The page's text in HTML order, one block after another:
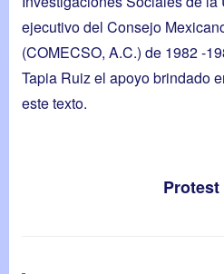
ejecutivo del Consejo
(COMECSO, A.C.) de 1982 -
Tapia Ruiz el apoyo brindado
este texto.